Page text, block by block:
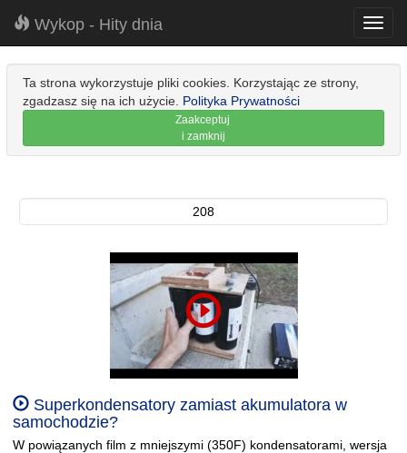
Wykop - Hity dnia
Ta strona wykorzystuje pliki cookies. Korzystając ze strony,
zgadzasz się na ich użycie. Polityka Prywatności
Zaakceptuj
i zamknij
208
Superkondensatory zamiast akumulatora w
samochodzie?
W powiązanych film z mniejszymi (350F) kondensatorami, wersja